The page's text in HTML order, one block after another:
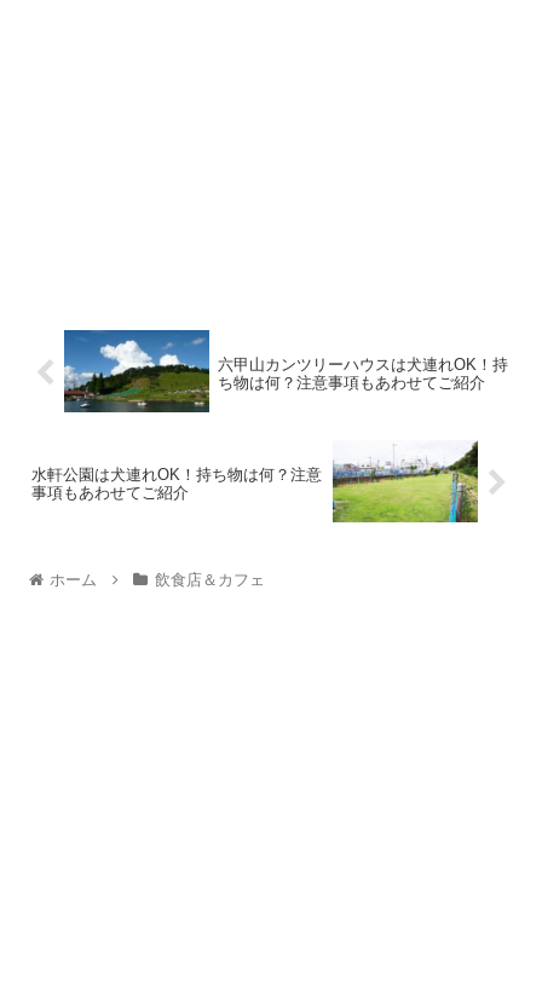
六甲山カンツリーハウスは犬連れOK！持
ち物は何？注意事項もあわせてご紹介
水軒公園は犬連れOK！持ち物は何？注意
事項もあわせてご紹介
ホーム 飲食店＆カフェ